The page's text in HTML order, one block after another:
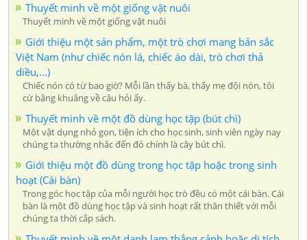
Thuyết minh về một giống vật nuôi
Thuyết minh về một giống vật nuôi
Giới thiệu một sản phẩm, một trò chơi mang bản sắc
Việt Nam (như chiếc nón lá, chiếc áo dài, trò chơi thả
diều,...)
Chiếc nón có từ bao giờ? Mỗi lần thấy bà, thấy mẹ đội nón, tôi
cứ bâng khuâng về câu hỏi ấy.
Thuyết minh về một đồ dùng học tập (bút chì)
Một vật dụng nhỏ gọn, tiện ích cho học sinh, sinh viên ngày nay
chúng ta thường nhắc đến đó chính là cây bút chì.
Giới thiệu một đồ dùng trong học tập hoặc trong sinh
hoạt (Cái bàn)
Trong góc học tập của mỗi người học trò đều có một cái bàn. Cái
bàn là một đồ dùng học tập và sinh hoạt rất thân thiết với mỗi
chúng ta thời cắp sách.